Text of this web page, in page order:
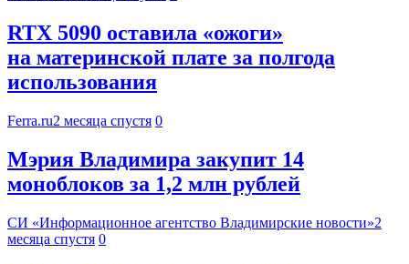
RTX 5090 оставила «ожоги»
на материнской плате за полгода
использования
Ferra.ru2 месяца спустя 0
Мэрия Владимира закупит 14
моноблоков за 1,2 млн рублей
СИ «Информационное агентство Владимирские новости»2
месяца спустя 0